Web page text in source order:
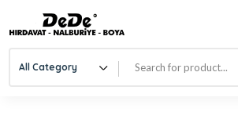
All Category